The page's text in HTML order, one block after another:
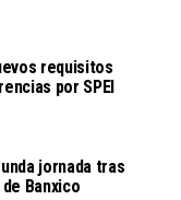
requisitos
por SPEI
jornada tras
Banxico